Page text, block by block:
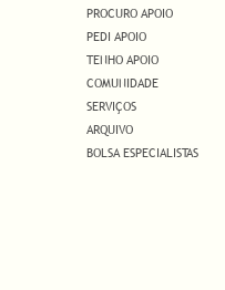
PROCURO APOIO
PEDI APOIO
TENHO APOIO
COMUNIDADE
SERVIÇOS
ARQUIVO
BOLSA ESPECIALISTAS